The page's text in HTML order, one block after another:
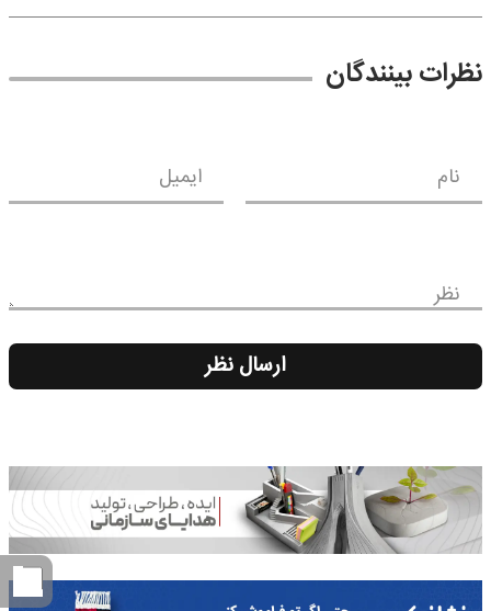
نظرات بینندگان
نام ایمیل
نظر
ارسال نظر